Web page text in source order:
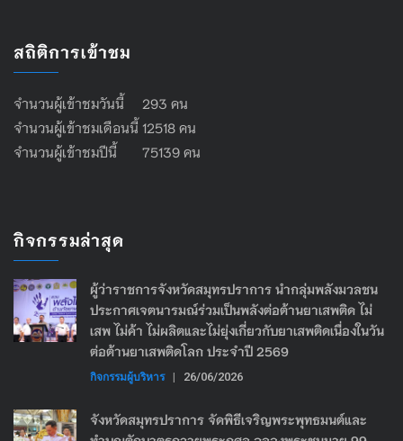
สถิติการเข้าชม
จำนวนผู้เข้าชมวันนี้ 293 คน
จำนวนผู้เข้าชมเดือนนี้ 12518 คน
จำนวนผู้เข้าชมปีนี้ 75139 คน
กิจกรรมล่าสุด
ผู้ว่าราชการจังหวัดสมุทรปราการ นำกลุ่มพลังมวลชน
ประกาศเจตนารมณ์ร่วมเป็นพลังต่อต้านยาเสพติด ไม่
เสพ ไม่ค้า ไม่ผลิตและไม่ยุ่งเกี่ยวกับยาเสพติดเนื่องในวัน
ต่อต้านยาเสพติดโลก ประจำปี 2569
กิจกรรมผู้บริหาร | 26/06/2026
จังหวัดสมุทรปราการ จัดพิธีเจริญพระพุทธมนต์และ